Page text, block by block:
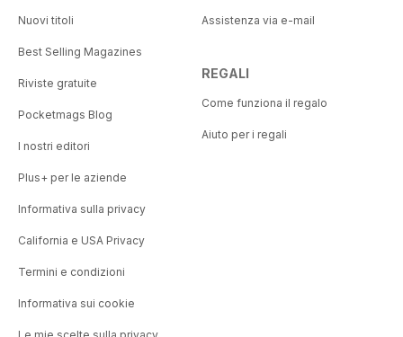
Nuovi titoli
Best Selling Magazines
Riviste gratuite
Pocketmags Blog
I nostri editori
Plus+ per le aziende
Informativa sulla privacy
California e USA Privacy
Termini e condizioni
Informativa sui cookie
Assistenza via e-mail
REGALI
Come funziona il regalo
Aiuto per i regali